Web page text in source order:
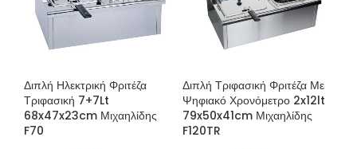
Διπλή Ηλεκτρική Φριτέζα
Τριφασική 7+7Lt
68x47x23cm Μιχαηλίδης
F70
Διπλή Τριφασική Φριτέζα Με
Ψηφιακό Χρονόμετρο 2x12lt
79x50x41cm Μιχαηλίδης
F120TR